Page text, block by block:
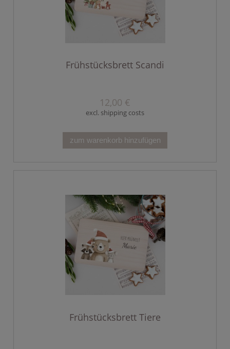
Frühstücksbrett Scandi
12,00 €
excl. shipping costs
zum warenkorb hinzufügen
Frühstücksbrett Tiere